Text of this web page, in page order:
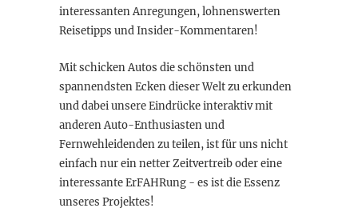
interessanten Anregungen, lohnenswerten
Reisetipps und Insider-Kommentaren!
Mit schicken Autos die schönsten und
spannendsten Ecken dieser Welt zu erkunden
und dabei unsere Eindrücke interaktiv mit
anderen Auto-Enthusiasten und
Fernwehleidenden zu teilen, ist für uns nicht
einfach nur ein netter Zeitvertreib oder eine
interessante ErFAHRung - es ist die Essenz
unseres Projektes!